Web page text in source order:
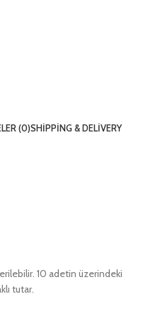
(0)SHIPPING & DELIVERY
10 adetin üzerindeki
tutar.